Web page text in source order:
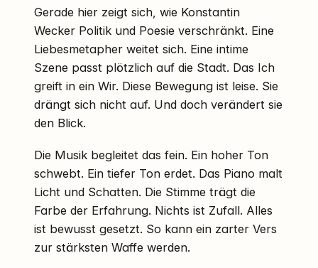
Gerade hier zeigt sich, wie Konstantin
Wecker Politik und Poesie verschränkt. Eine
Liebesmetapher weitet sich. Eine intime
Szene passt plötzlich auf die Stadt. Das Ich
greift in ein Wir. Diese Bewegung ist leise. Sie
drängt sich nicht auf. Und doch verändert sie
den Blick.
Die Musik begleitet das fein. Ein hoher Ton
schwebt. Ein tiefer Ton erdet. Das Piano malt
Licht und Schatten. Die Stimme trägt die
Farbe der Erfahrung. Nichts ist Zufall. Alles
ist bewusst gesetzt. So kann ein zarter Vers
zur stärksten Waffe werden.